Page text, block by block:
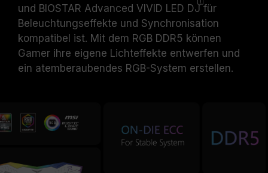
und BIOSTAR Advanced VIVID LED DJfür
Beleuchtungseffekte und Synchronisation
kompatibel ist. Mit dem RGB DDR5 können
Gamer ihre eigene Lichteffekte entwerfen und
ein atemberaubendes RGB-System erstellen.